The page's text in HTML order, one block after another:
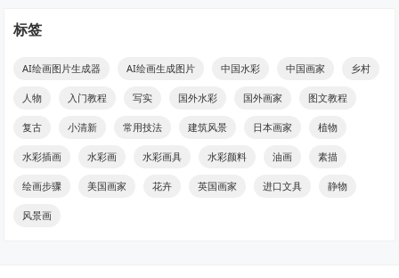
标签
AI绘画图片生成器 AI绘画生成图片 中国水彩 中国画家 乡村
人物 入门教程 写实 国外水彩 国外画家 图文教程
复古 小清新 常用技法 建筑风景 日本画家 植物
水彩插画 水彩画 水彩画具 水彩颜料 油画 素描
绘画步骤 美国画家 花卉 英国画家 进口文具 静物
风景画